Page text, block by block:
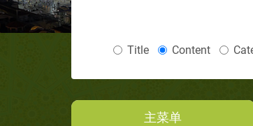
Title Content
主菜单